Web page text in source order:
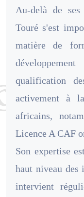
Au-delà de
Touré s'est
matière de
qualification
activement à
africains,
Licence A CAF
Son expertise
haut niveau des
intervient